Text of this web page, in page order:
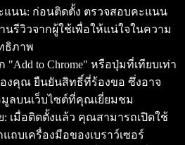
แนน: ก่อนติดตั้ง ตรวจสอบคะแนน
รีวิวจากผู้ใช้เพื่อให้แน่ใจในความ
ธิภาพ
"Add to Chrome" หรือปุ่มที่เทียบเท่า
องคุณ ยืนยันสิทธิ์ที่ร้องขอ ซึ่งอาจ
มูลบนเว็บไซต์ที่คุณเยี่ยมชม
: เมื่อติดตั้งแล้ว คุณสามารถเปิดใช้
ถบเครื่องมือของเบราว์เซอร์